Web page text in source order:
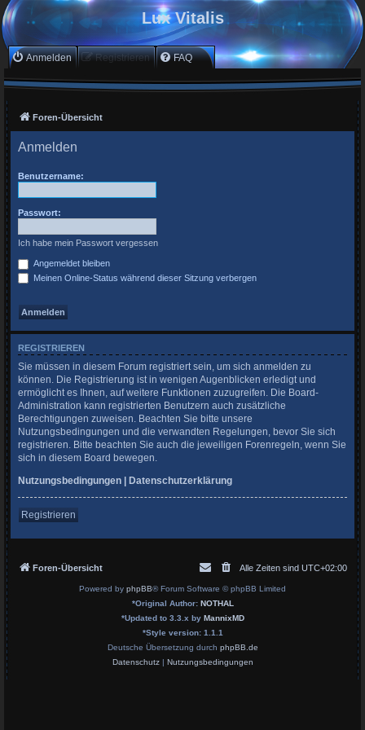
Lux Vitalis
Anmelden Registrieren FAQ
Foren-Übersicht
Anmelden
Benutzername:
Passwort:
Ich habe mein Passwort vergessen
Angemeldet bleiben
Meinen Online-Status während dieser Sitzung verbergen
REGISTRIEREN
Sie müssen in diesem Forum registriert sein, um sich anmelden zu
können. Die Registrierung ist in wenigen Augenblicken erledigt und
ermöglicht es Ihnen, auf weitere Funktionen zuzugreifen. Die Board-
Administration kann registrierten Benutzern auch zusätzliche
Berechtigungen zuweisen. Beachten Sie bitte unsere
Nutzungsbedingungen und die verwandten Regelungen, bevor Sie sich
registrieren. Bitte beachten Sie auch die jeweiligen Forenregeln, wenn Sie
sich in diesem Board bewegen.
Nutzungsbedingungen | Datenschutzerklärung
Registrieren
Foren-Übersicht Alle Zeiten sind UTC+02:00
Powered by phpBB® Forum Software © phpBB Limited
*Original Author: NOTHAL
*Updated to 3.3.x by MannixMD
*Style version: 1.1.1
Deutsche Übersetzung durch phpBB.de
Datenschutz| Nutzungsbedingungen